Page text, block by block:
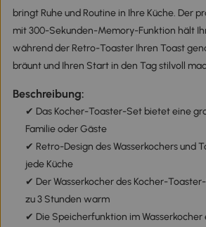
bringt Ruhe und Routine in Ihre Küche. Der
mit 300-Sekunden-Memory-Funktion hält
während der Retro-Toaster Ihren Toast
bräunt und Ihren Start in den Tag stilvoll
Beschreibung:
✔ Das Kocher-Toaster-Set bietet eine
Familie oder Gäste
✔ Retro-Design des Wasserkochers und
jede Küche
✔ Der Wasserkocher des Kocher-
zu 3 Stunden warm
✔ Die Speicherfunktion im